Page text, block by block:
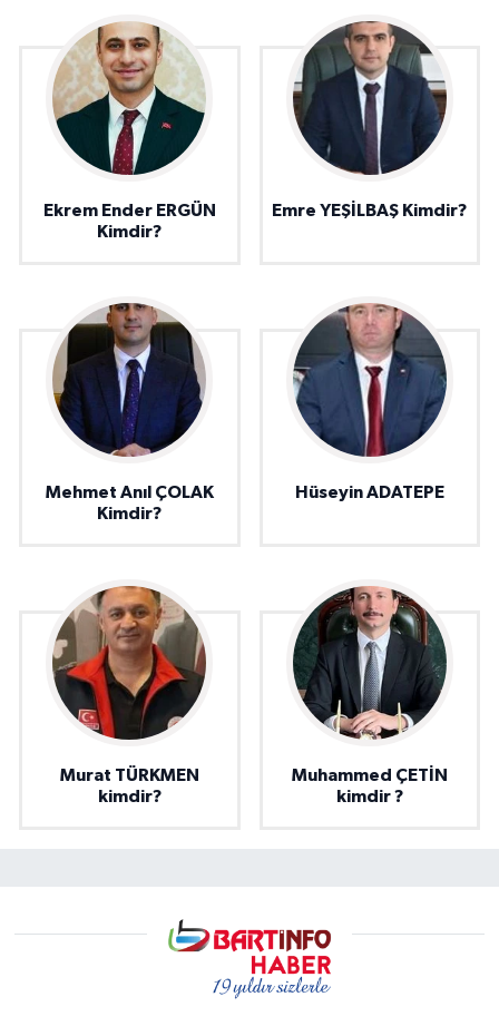
Ekrem Ender ERGÜN
Kimdir?
Emre YEŞİLBAŞ Kimdir?
Mehmet Anıl ÇOLAK
Kimdir?
Hüseyin ADATEPE
Murat TÜRKMEN
kimdir?
Muhammed ÇETİN
kimdir ?